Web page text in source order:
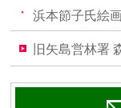
浜本節子氏絵
旧矢島営林署